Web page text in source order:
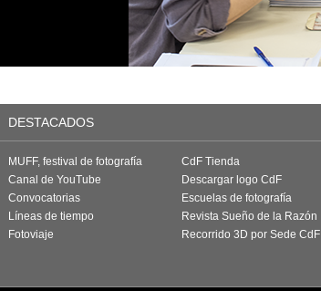
DESTACADOS
MUFF, festival de fotografía
Canal de YouTube
Convocatorias
Líneas de tiempo
Fotoviaje
CdF Tienda
Descargar logo CdF
Escuelas de fotografía
Revista Sueño de la Razón
Recorrido 3D por Sede CdF